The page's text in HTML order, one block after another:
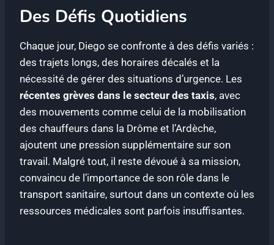
Des Défis Quotidiens
Chaque jour, Diego se confronte à des défis variés :
des trajets longs, des horaires décalés et la
nécessité de gérer des situations d’urgence. Les
récentes grèves dans le secteur des taxis, avec
des mouvements comme celui de la mobilisation
des chauffeurs dans la Drôme et l’Ardèche,
ajoutent une pression supplémentaire sur son
travail. Malgré tout, il reste dévoué à sa mission,
convaincu de l’importance de son rôle dans le
transport sanitaire, surtout dans un contexte où les
ressources médicales sont parfois insuffisantes.